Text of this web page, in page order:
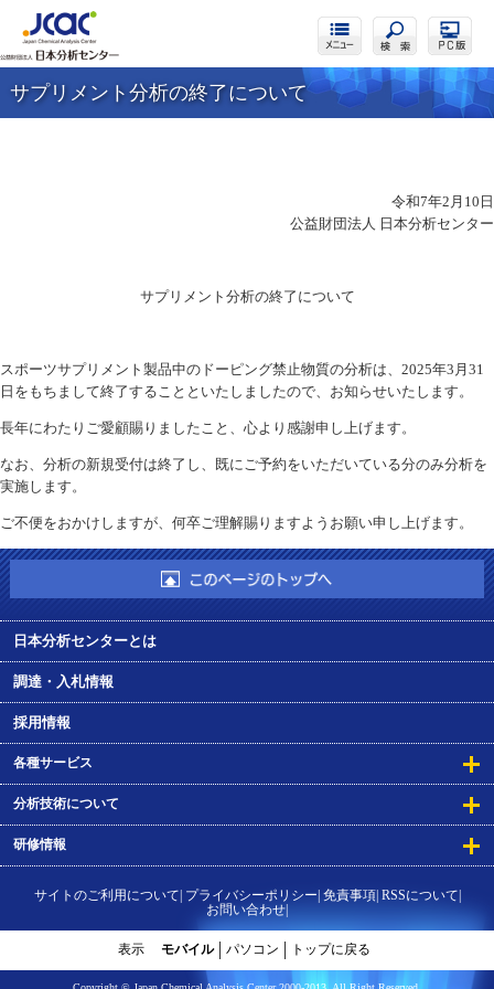
サプリメント分析の終了について
令和7年2月10日
公益財団法人 日本分析センター
サプリメント分析の終了について
スポーツサプリメント製品中のドーピング禁止物質の分析は、2025年3月31
日をもちまして終了することといたしましたので、お知らせいたします。
長年にわたりご愛顧賜りましたこと、心より感謝申し上げます。
なお、分析の新規受付は終了し、既にご予約をいただいている分のみ分析を
実施します。
ご不便をおかけしますが、何卒ご理解賜りますようお願い申し上げます。
日本分析センターとは
調達・入札情報
採用情報
各種サービス
分析技術について
研修情報
サイトのご利用について プライバシーポリシー 免責事項 RSSについて
お問い合わせ
表示 モバイル パソコン トップに戻る